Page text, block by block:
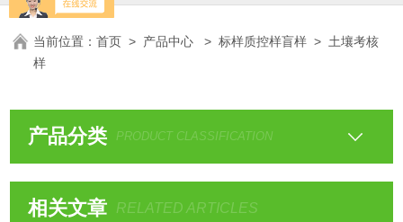
当前位置：首页 > 产品中心 >标样质控样盲样 > 土壤考核
样
产品分类 PRODUCT CLASSIFICATION
相关文章 RELATED ARTICLES